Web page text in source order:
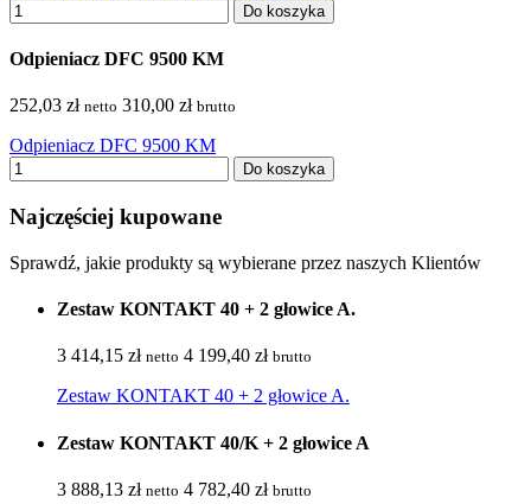
Do koszyka
Odpieniacz DFC 9500 KM
252,03 zł netto 310,00 zł brutto
Odpieniacz DFC 9500 KM
Do koszyka
Najczęściej kupowane
Sprawdź, jakie produkty są wybierane przez naszych Klientów
Zestaw KONTAKT 40 + 2 głowice A.
3 414,15 zł netto 4 199,40 zł brutto
Zestaw KONTAKT 40 + 2 głowice A.
Zestaw KONTAKT 40/K + 2 głowice A
3 888,13 zł netto 4 782,40 zł brutto